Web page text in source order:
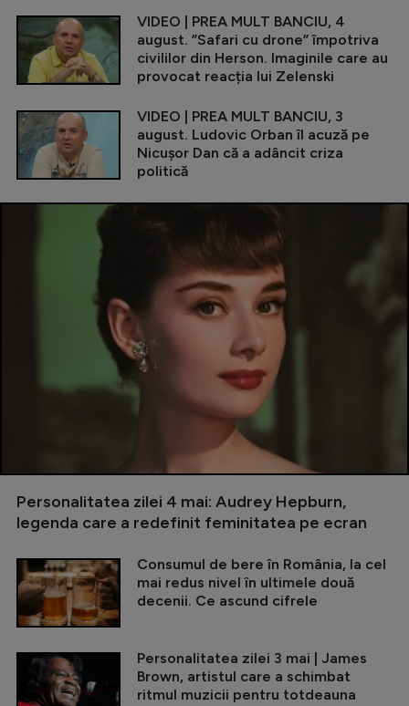
VIDEO | PREA MULT BANCIU, 4
august. ”Safari cu drone” împotriva
civililor din Herson. Imaginile care au
provocat reacția lui Zelenski
VIDEO | PREA MULT BANCIU, 3
august. Ludovic Orban îl acuză pe
Nicușor Dan că a adâncit criza
politică
Personalitatea zilei 4 mai: Audrey Hepburn,
legenda care a redefinit feminitatea pe ecran
Consumul de bere în România, la cel
mai redus nivel în ultimele două
decenii. Ce ascund cifrele
Personalitatea zilei 3 mai | James
Brown, artistul care a schimbat
ritmul muzicii pentru totdeauna